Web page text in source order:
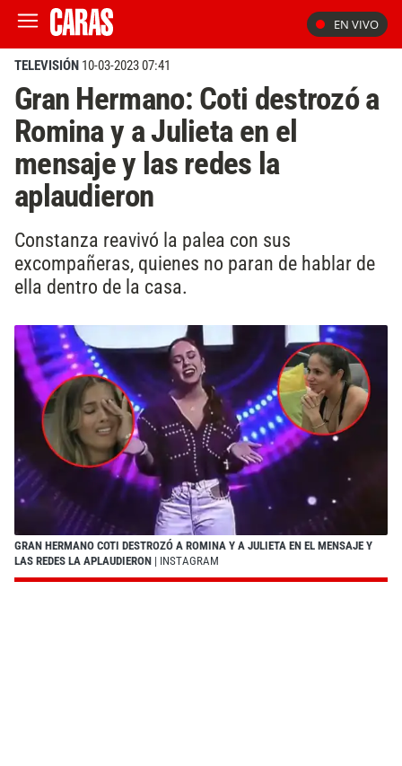
EN VIVO
TELEVISIÓN 10-03-2023 07:41
Gran Hermano: Coti destrozó a
Romina y a Julieta en el
mensaje y las redes la
aplaudieron
Constanza reavivó la palea con sus
excompañeras, quienes no paran de hablar de
ella dentro de la casa.
GRAN HERMANO COTI DESTROZÓ A ROMINA Y A JULIETA EN EL MENSAJE Y
LAS REDES LA APLAUDIERON | INSTAGRAM